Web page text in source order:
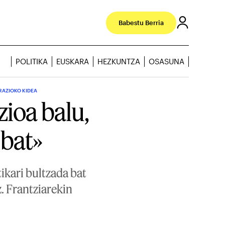
Babestu Berria
POLITIKA EUSKARA HEZKUNTZA OSASUNA
KIDEA
balu,
bultzada bat
Frantziarekin